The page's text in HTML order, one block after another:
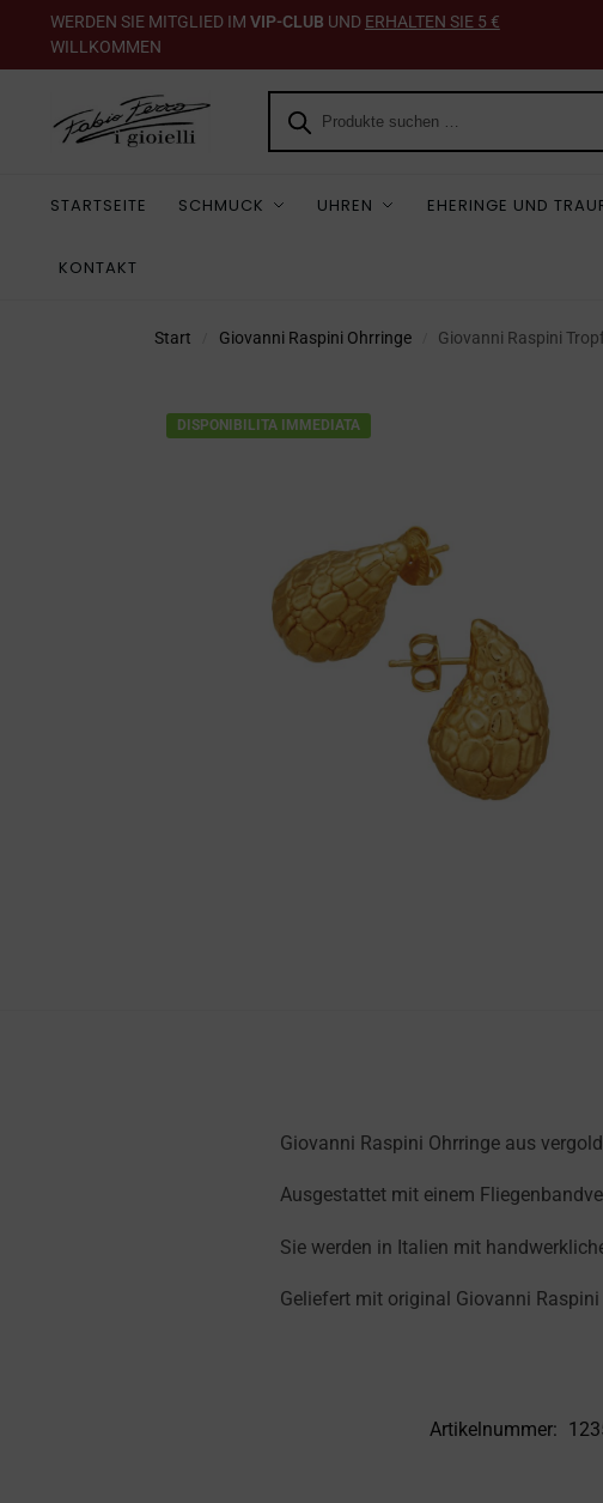
WERDEN SIE MITGLIED IM VIP-CLUB UND ERHALTEN SIE 5 €
WILLKOMMEN
STARTSEITE SCHMUCK UHREN EHERINGE UND
KONTAKT
Start Giovanni Raspini Ohrringe Giovanni Raspini
DISPONIBILITA IMMEDIATA
Giovanni Raspini Ohrringe aus
Ausgestattet mit einem
Sie werden in Italien mit
Geliefert mit original Giovanni
Artikelnummer: